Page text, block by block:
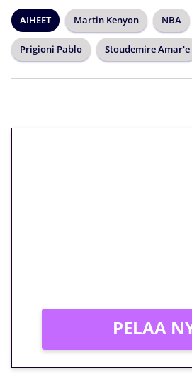
AIHEET Martin Kenyon NBA
Prigioni Pablo Stoudemire Amar'e
PELAA